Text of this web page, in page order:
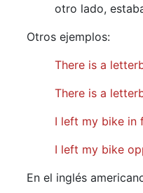
otro lado,
Otros ejemplos:
There is a
There is a
I left my bike in
I left my bike
En el inglés